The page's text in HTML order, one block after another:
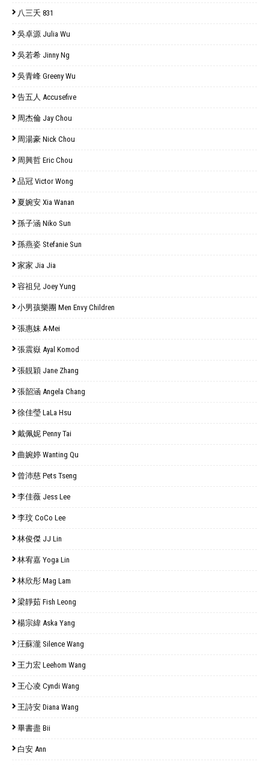
八三夭 831
吳卓源 Julia Wu
吳若希 Jinny Ng
吳青峰 Greeny Wu
告五人 Accusefive
周杰倫 Jay Chou
周湯豪 Nick Chou
周興哲 Eric Chou
品冠 Victor Wong
夏婉安 Xia Wanan
孫子涵 Niko Sun
孫燕姿 Stefanie Sun
家家 Jia Jia
容祖兒 Joey Yung
小男孩樂團 Men Envy Children
張惠妹 A-Mei
張震嶽 Ayal Komod
張靚穎 Jane Zhang
張韶涵 Angela Chang
徐佳瑩 LaLa Hsu
戴佩妮 Penny Tai
曲婉婷 Wanting Qu
曾沛慈 Pets Tseng
李佳薇 Jess Lee
李玟 CoCo Lee
林俊傑 JJ Lin
林宥嘉 Yoga Lin
林欣彤 Mag Lam
梁靜茹 Fish Leong
楊宗緯 Aska Yang
汪蘇瀧 Silence Wang
王力宏 Leehom Wang
王心凌 Cyndi Wang
王詩安 Diana Wang
畢書盡 Bii
白安 Ann